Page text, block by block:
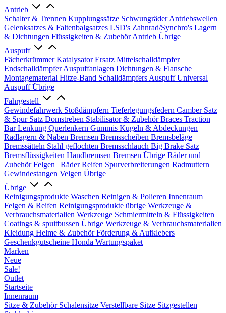
Antrieb
Schalter & Trennen Kupplungssätze SchwungräderAntriebswellen
Gelenksatzes & Faltenbalgsatzes LSD's Zahnrad/Synchro's Lagern
& Dichtungen Flüssigkeiten & ZubehörAntrieb Übrige
Auspuff
FächerkrümmerKatalysator Ersatz Mittelschalldämpfer
EndschalldämpferAuspuffanlagen Dichtungen & Flansche
Montagematerial Hitze-Band Schalldämpfers Auspuff Universal
Auspuff Übrige
Fahrgestell
Gewindefahrwerk Stoßdämpfern Tieferlegungsfedern Camber Satz
& Spur Satz Domstreben Stabilisator & ZubehörBraces Traction
BarLenkung Querlenkern Gummis Kugeln & Abdeckungen
Radlagern & Naben Bremsen Bremsscheiben Bremsbeläge
Bremssätteln Stahl geflochten Bremsschlauch Big Brake Satz
Bremsflüssigkeiten Handbremsen Bremsen Übrige Räder und
ZubehörFelgen | RäderReifen Spurverbreiterungen Radmuttern
Gewindestangen Velgen Übrige
Übrige
Reinigungsprodukte Waschen Reinigen & Polieren Innenraum
Felgen & Reifen Reinigungsprodukte übrige Werkzeuge &
Verbrauchsmaterialien Werkzeuge Schmiermitteln & Flüssigkeiten
Coatings & spuitbussen Übrige Werkzeuge & Verbrauchsmaterialien
Kleidung Helme & ZubehörFörderung & Aufklebers
Geschenkgutscheine Honda Wartungspaket
Marken
Neue
Sale!
Outlet
Startseite
Innenraum
Sitze & Zubehör Schalensitze Verstellbare Sitze Sitzgestellen